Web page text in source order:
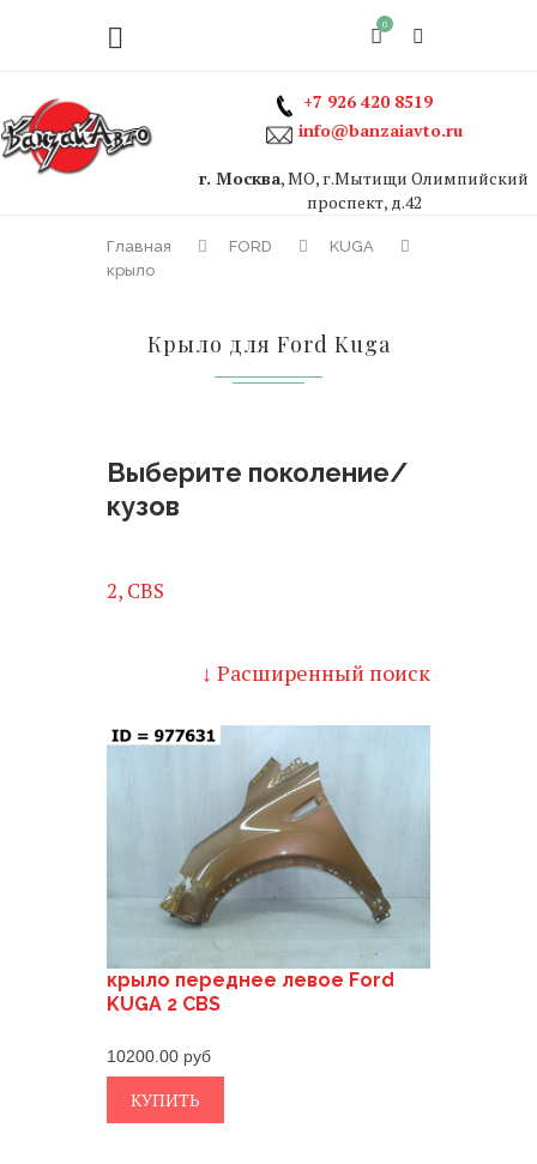
0
+7 926 420 8519
info@banzaiavto.ru
г. Москва, МО, г.Мытищи Олимпийский
проспект, д.42
Главная FORD
KUGA
крыло
Крыло для Ford Kuga
Выберите поколение/
кузов
2, CBS
↓ Расширенный поиск
крыло переднее левое Ford
KUGA 2 CBS
10200.00
КУПИТЬ